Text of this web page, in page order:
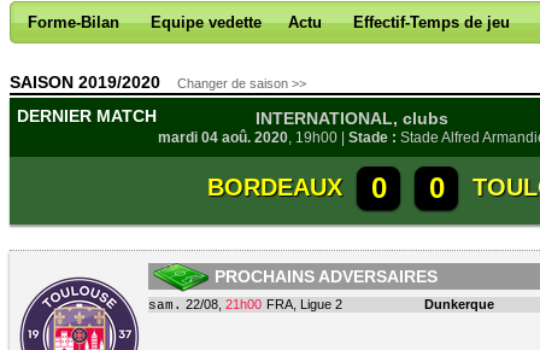
Forme-Bilan Equipe vedette Actu Effectif-Temps de jeu
SAISON 2019/2020 Changer de saison >>
DERNIER MATCH INTERNATIONAL, clubs
mardi 04 aoû. 2020, 19h00 | Stade : Stade Alfred
BORDEAUX 0 0
PROCHAINS ADVERSAIRES
sam. 22/08, 21h00 FRA, Ligue 2 Dunkerque